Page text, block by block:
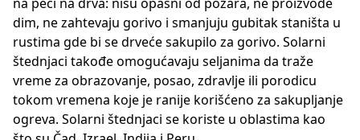
dim, ne zahtevaju gorivo i smanjuju gubitak staništa u
rustima gde bi se drveće sakupilo za gorivo. Solarni
štednjaci takođe omogućavaju seljanima da traže
vreme za obrazovanje, posao, zdravlje ili porodicu
tokom vremena koje je ranije korišćeno za sakupljanje
ogreva. Solarni štednjaci se koriste u oblastima kao